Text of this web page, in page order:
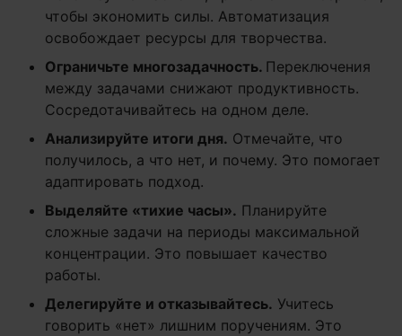
чтобы экономить силы. Автоматизация
освобождает ресурсы для творчества.
Ограничьте многозадачность. Переключения
между задачами снижают продуктивность.
Сосредотачивайтесь на одном деле.
Анализируйте итоги дня. Отмечайте, что
получилось, а что нет, и почему. Это помогает
адаптировать подход.
Выделяйте «тихие часы». Планируйте
сложные задачи на периоды максимальной
концентрации. Это повышает качество
работы.
Делегируйте и отказывайтесь. Учитесь
говорить «нет» лишним поручениям. Это